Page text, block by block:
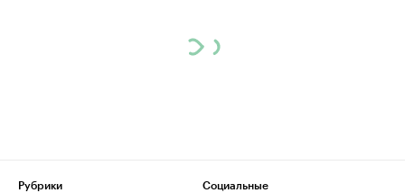
Рубрики
Социальные